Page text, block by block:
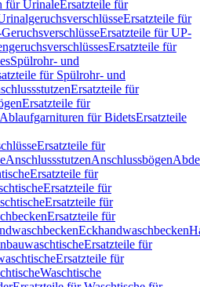
für UrinaleErsatzteile für
Ersatzteile für
Ersatzteile für UP-
Ersatzteile für
Spülrohr- und
für Spülrohr- und
Ersatzteile für
Ersatzteile für
Ablaufgarnituren für BidetsErsatzteile
Ersatzteile für
AnschlussstutzenAnschlussbögen
Ersatzteile für
Ersatzteile für
Ersatzteile für
Ersatzteile für
Eckhandwaschbecken
Ersatzteile für
Ersatzteile für
Waschtische